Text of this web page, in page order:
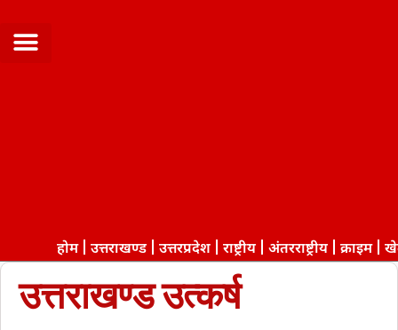
होम उत्तराखण्ड उत्तरप्रदेश राष्ट्रीय अंतरराष्ट्रीय क्राइम
उत्तराखण्ड उत्कर्ष